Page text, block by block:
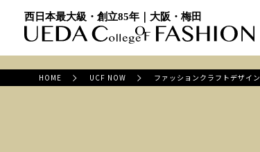
西日本最大級・創立85年｜大阪・梅田
HOME UCF NOW ファッションクラフトデザイン